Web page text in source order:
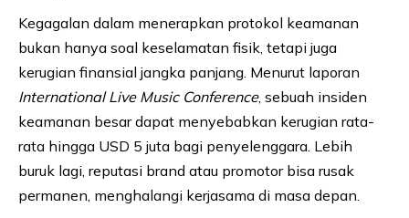
Kegagalan dalam menerapkan protokol keamanan
bukan hanya soal keselamatan fisik, tetapi juga
kerugian finansial jangka panjang. Menurut laporan
International Live Music Conference, sebuah insiden
keamanan besar dapat menyebabkan kerugian rata-
rata hingga USD 5 juta bagi penyelenggara. Lebih
buruk lagi, reputasi brand atau promotor bisa rusak
permanen, menghalangi kerjasama di masa depan.